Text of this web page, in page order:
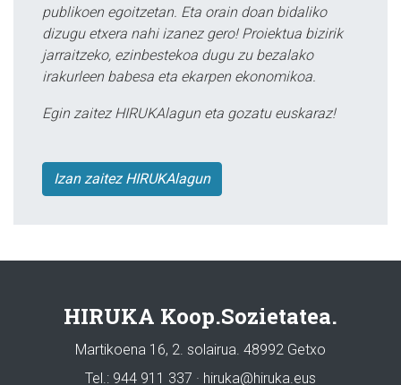
publikoen egoitzetan. Eta orain doan bidaliko
dizugu etxera nahi izanez gero! Proiektua bizirik
jarraitzeko, ezinbestekoa dugu zu bezalako
irakurleen babesa eta ekarpen ekonomikoa.
Egin zaitez HIRUKAlagun eta gozatu euskaraz!
Izan zaitez HIRUKAlagun
HIRUKA Koop.Sozietatea.
Martikoena 16, 2. solairua. 48992 Getxo
Tel.: 944 911 337 · hiruka@hiruka.eus